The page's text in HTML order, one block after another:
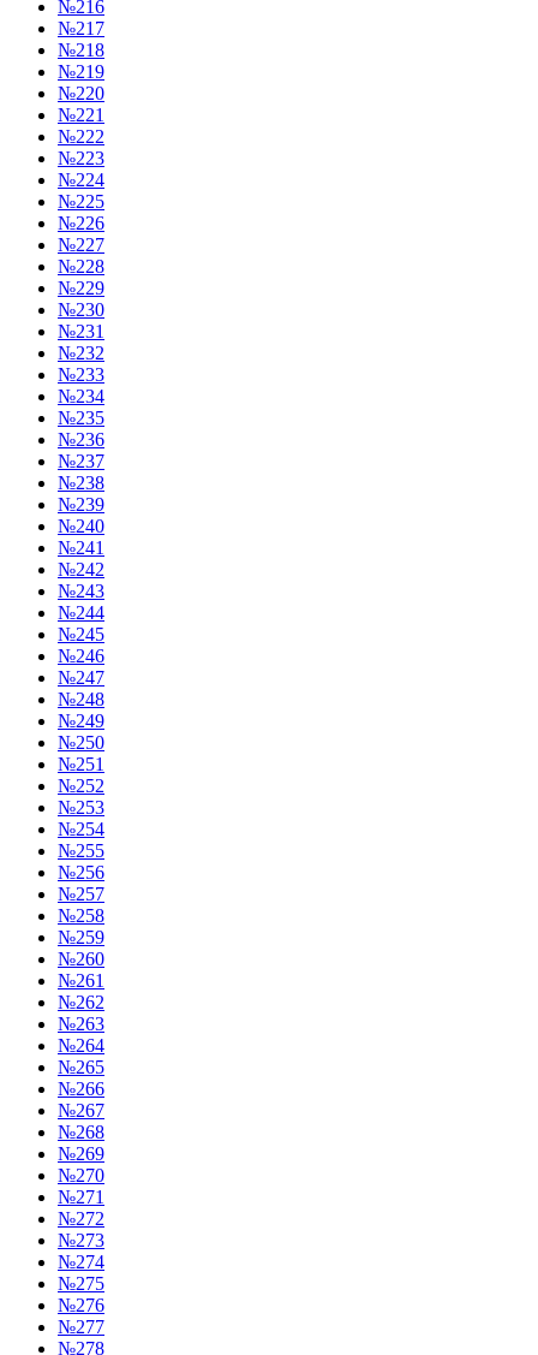
№216
№217
№218
№219
№220
№221
№222
№223
№224
№225
№226
№227
№228
№229
№230
№231
№232
№233
№234
№235
№236
№237
№238
№239
№240
№241
№242
№243
№244
№245
№246
№247
№248
№249
№250
№251
№252
№253
№254
№255
№256
№257
№258
№259
№260
№261
№262
№263
№264
№265
№266
№267
№268
№269
№270
№271
№272
№273
№274
№275
№276
№277
№278